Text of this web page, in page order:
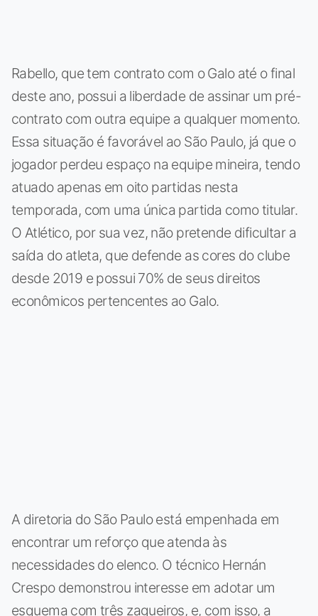
Rabello, que tem contrato com o Galo até o final
deste ano, possui a liberdade de assinar um pré-
contrato com outra equipe a qualquer momento.
Essa situação é favorável ao São Paulo, já que o
jogador perdeu espaço na equipe mineira, tendo
atuado apenas em oito partidas nesta
temporada, com uma única partida como titular.
O Atlético, por sua vez, não pretende dificultar a
saída do atleta, que defende as cores do clube
desde 2019 e possui 70% de seus direitos
econômicos pertencentes ao Galo.
A diretoria do São Paulo está empenhada em
encontrar um reforço que atenda às
necessidades do elenco. O técnico Hernán
Crespo demonstrou interesse em adotar um
esquema com três zagueiros, e, com isso, a